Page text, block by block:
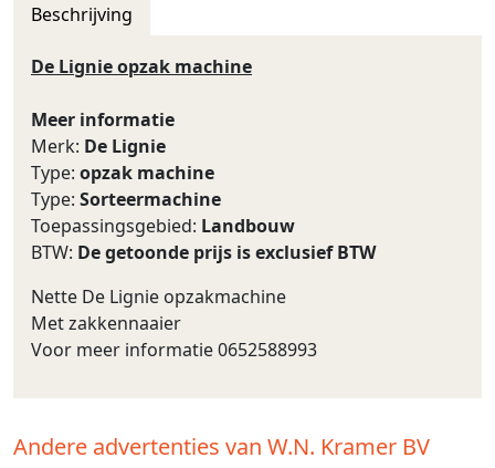
Beschrijving
De Lignie opzak machine
Meer informatie
Merk: De Lignie
Type: opzak machine
Type: Sorteermachine
Toepassingsgebied: Landbouw
BTW: De getoonde prijs is exclusief BTW
Nette De Lignie opzakmachine
Met zakkennaaier
Voor meer informatie 0652588993
Andere advertenties van W.N. Kramer BV